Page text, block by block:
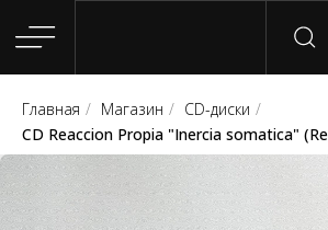
Главная Магазин Группы
Сотрудничество Для покупателей English
Главная / Магазин / CD-диски /